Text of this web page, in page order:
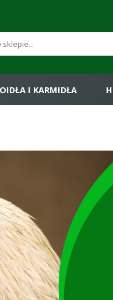
I KARMIDŁA